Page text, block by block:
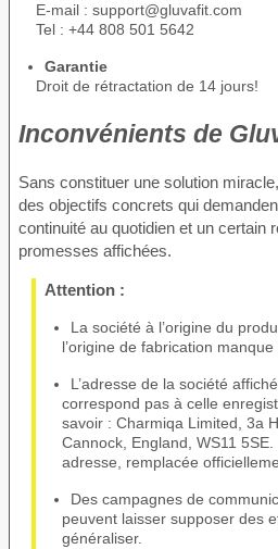
E-mail : support@gluvafit.com
Tel : +44 808 501 5642
Garantie
Droit de rétractation de 14 jours!
Inconvénients de
Sans constituer une solution
des objectifs concrets qui
continuité au quotidien et un certain
promesses affichées.
Attention :
La société à l’origine du
l’origine de fabrication manque
L’adresse de la société
correspond pas à celle
savoir : Charmiqa Limited, 3a
Cannock, England, WS11 5SE.
adresse, remplacée
Des campagnes de
peuvent laisser supposer des
généraliser.